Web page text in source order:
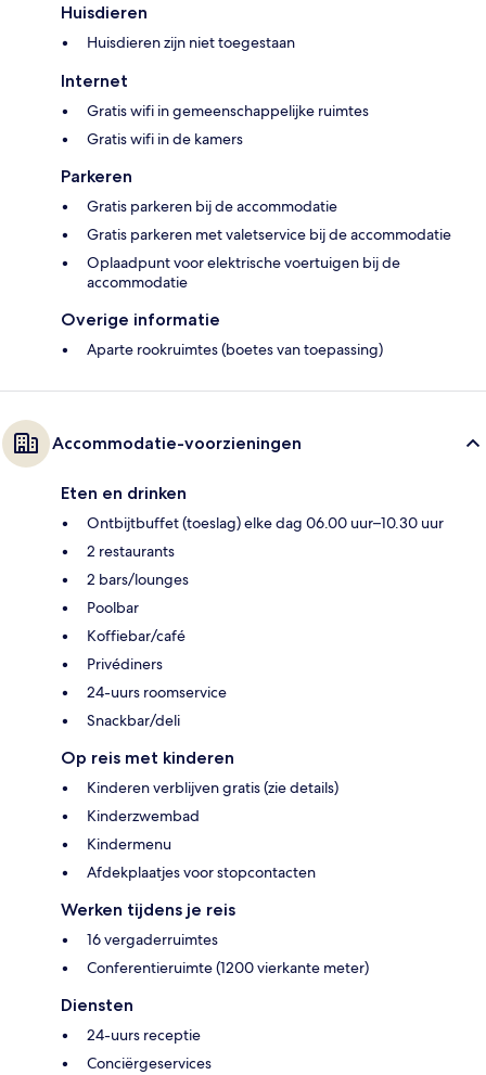
Huisdieren
Huisdieren zijn niet toegestaan
Internet
Gratis wifi in gemeenschappelijke ruimtes
Gratis wifi in de kamers
Parkeren
Gratis parkeren bij de accommodatie
Gratis parkeren met valetservice bij de accommodatie
Oplaadpunt voor elektrische voertuigen bij de
accommodatie
Overige informatie
Aparte rookruimtes (boetes van toepassing)
Accommodatie-voorzieningen
Eten en drinken
Ontbijtbuffet (toeslag) elke dag 06.00 uur–10.30 uur
2 restaurants
2 bars/lounges
Poolbar
Koffiebar/café
Privédiners
24-uurs roomservice
Snackbar/deli
Op reis met kinderen
Kinderen verblijven gratis (zie details)
Kinderzwembad
Kindermenu
Afdekplaatjes voor stopcontacten
Werken tijdens je reis
16 vergaderruimtes
Conferentieruimte (1200 vierkante meter)
Diensten
24-uurs receptie
Conciërgeservices